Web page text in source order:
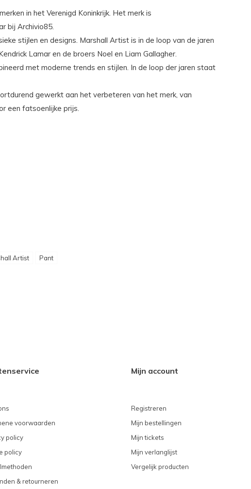
in het Verenigd Koninkrijk. Het merk is
bij Archivio85.
stijlen en designs. Marshall Artist is in de loop van de jaren
Lamar en de broers Noel en Liam Gallagher.
met moderne trends en stijlen. In de loop der jaren staat
gewerkt aan het verbeteren van het merk, van
een fatsoenlijke prijs.
Artist Pant
voorwaarden
policy
policy
& retourneren
Mijn account
Registreren
Mijn bestellingen
Mijn tickets
Mijn verlanglijst
Vergelijk producten